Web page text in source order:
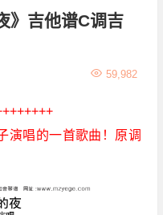
》吉他谱C调吉
59,982
演唱的一首歌曲！原调